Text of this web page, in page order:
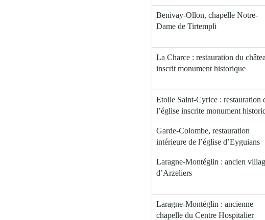
Benivay-Ollon, chapelle Notre-
Dame de Tirtempli
La Charce : restauration du
inscrit monument historique
Etoile Saint-Cyrice : restauration
l’église inscrite monument
Garde-Colombe, restauration
intérieure de l’église d’Eyguians
Laragne-Montéglin : ancien
d’Arzeliers
Laragne-Montéglin : ancienne
chapelle du Centre Hospitalier